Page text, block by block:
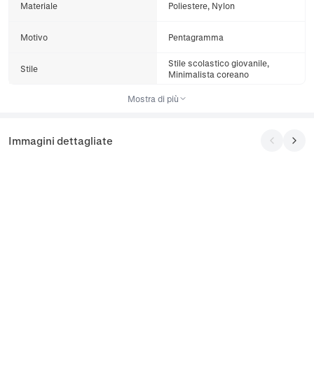
Materiale Poliestere, Nylon
Motivo Pentagramma
Stile
Stile scolastico giovanile,
Minimalista coreano
Mostra di più
Immagini dettagliate